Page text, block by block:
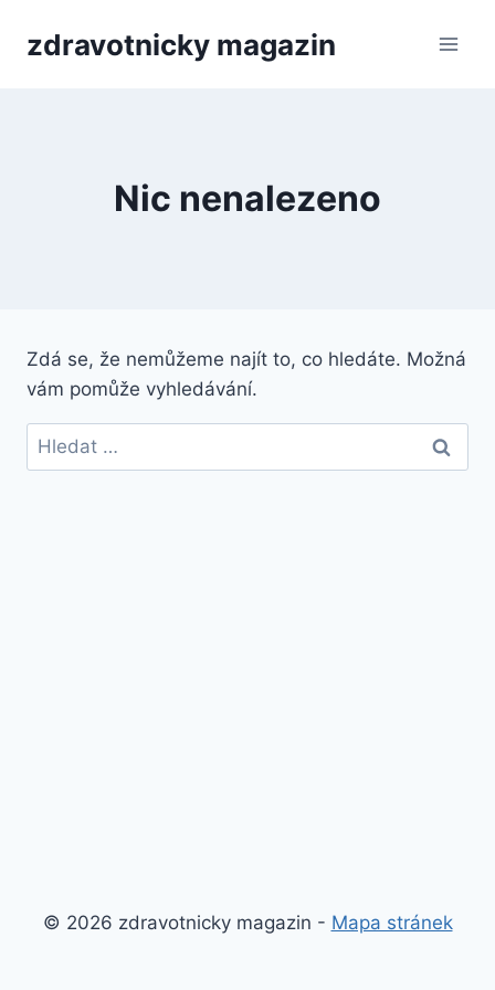
zdravotnicky magazin
Nic nenalezeno
Zdá se, že nemůžeme najít to, co hledáte. Možná
vám pomůže vyhledávání.
Vyhledávání
© 2026 zdravotnicky magazin - Mapa stránek